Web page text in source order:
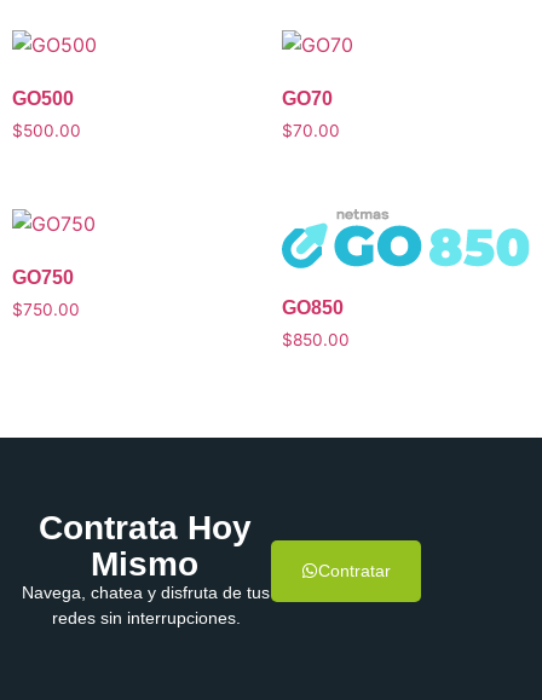
GO500
$500.00
GO70
$70.00
GO750
$750.00 GO850
$850.00
Contrata Hoy
Mismo
Navega, chatea y disfruta de tus
redes sin interrupciones.
Contratar